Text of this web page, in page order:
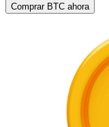
Comprar BTC ahora